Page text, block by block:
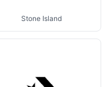
Stone Island